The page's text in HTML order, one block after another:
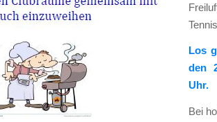
Los
den
Uhr.
Bei